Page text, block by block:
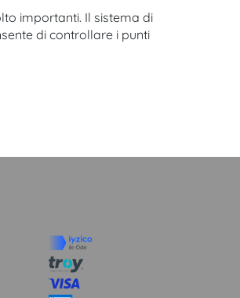
importanti. Il sistema di
di controllare i punti